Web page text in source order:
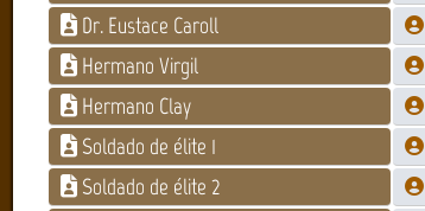
Dr. Eustace Caroll
Hermano Virgil
Hermano Clay
Soldado de élite 1
Soldado de élite 2